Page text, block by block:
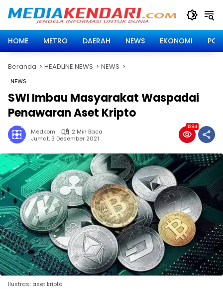
HOME
METRO DAERAH NEWS EKONOMI
Beranda HEADLINE NEWS NEWS
NEWS
SWI Imbau Masyarakat Waspadai
Penawaran Aset Kripto
Medkom
2 Min Baca
Jumat, 3 Desember 2021
1284
Ilustrasi aset kripto